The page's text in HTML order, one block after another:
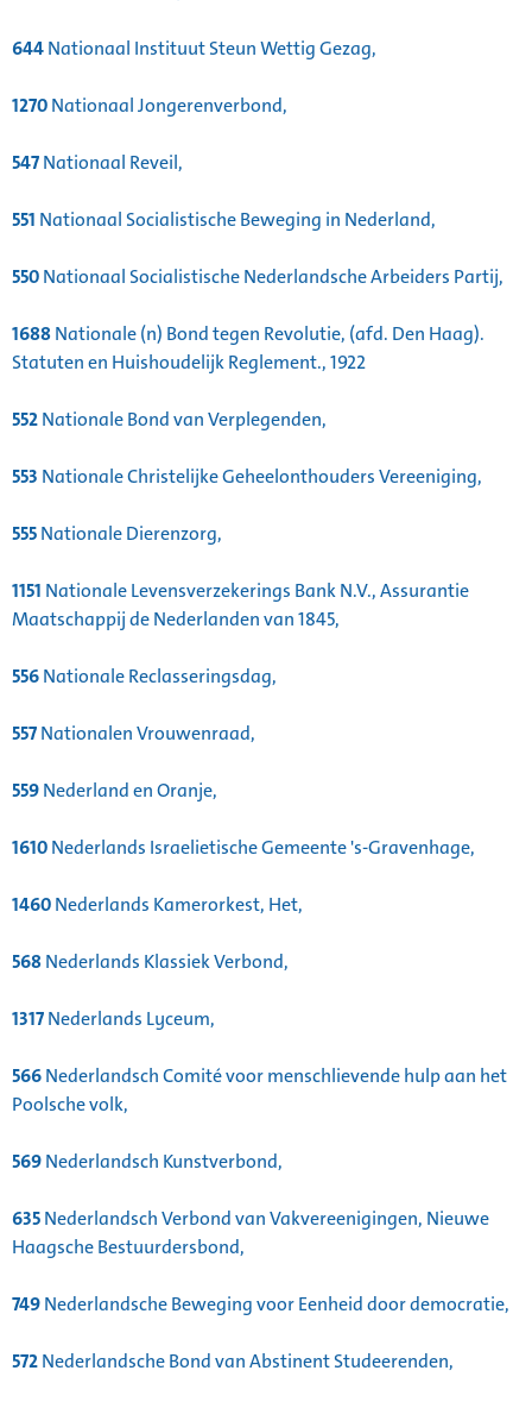
644Nationaal Instituut Steun Wettig Gezag,
1270Nationaal Jongerenverbond,
547Nationaal Reveil,
551 Nationaal Socialistische Beweging in Nederland,
550Nationaal Socialistische Nederlandsche Arbeiders Partij,
1688Nationale (n) Bond tegen Revolutie, (afd. Den Haag).
Statuten en Huishoudelijk Reglement., 1922
552Nationale Bond van Verplegenden,
553 Nationale Christelijke Geheelonthouders Vereeniging,
555Nationale Dierenzorg,
1151 Nationale Levensverzekerings Bank N.V., Assurantie
Maatschappij de Nederlanden van 1845,
556Nationale Reclasseringsdag,
557Nationalen Vrouwenraad,
559Nederland en Oranje,
1610Nederlands Israelietische Gemeente 's-Gravenhage,
1460Nederlands Kamerorkest, Het,
568Nederlands Klassiek Verbond,
1317Nederlands Lyceum,
566Nederlandsch Comité voor menschlievende hulp aan het
Poolsche volk,
569Nederlandsch Kunstverbond,
635Nederlandsch Verbond van Vakvereenigingen, Nieuwe
Haagsche Bestuurdersbond,
749Nederlandsche Beweging voor Eenheid door democratie,
572Nederlandsche Bond van Abstinent Studeerenden,